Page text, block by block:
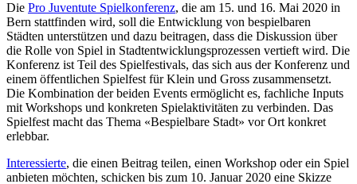
Die Pro Juventute Spielkonferenz, die am 15. und 16. Mai 2020 in
Bern stattfinden wird, soll die Entwicklung von bespielbaren
Städten unterstützen und dazu beitragen, dass die Diskussion über
die Rolle von Spiel in Stadtentwicklungsprozessen vertieft wird. Die
Konferenz ist Teil des Spielfestivals, das sich aus der Konferenz und
einem öffentlichen Spielfest für Klein und Gross zusammensetzt.
Die Kombination der beiden Events ermöglicht es, fachliche Inputs
mit Workshops und konkreten Spielaktivitäten zu verbinden. Das
Spielfest macht das Thema «Bespielbare Stadt» vor Ort konkret
erlebbar.
Interessierte, die einen Beitrag teilen, einen Workshop oder ein Spiel
anbieten möchten, schicken bis zum 10. Januar 2020 eine Skizze